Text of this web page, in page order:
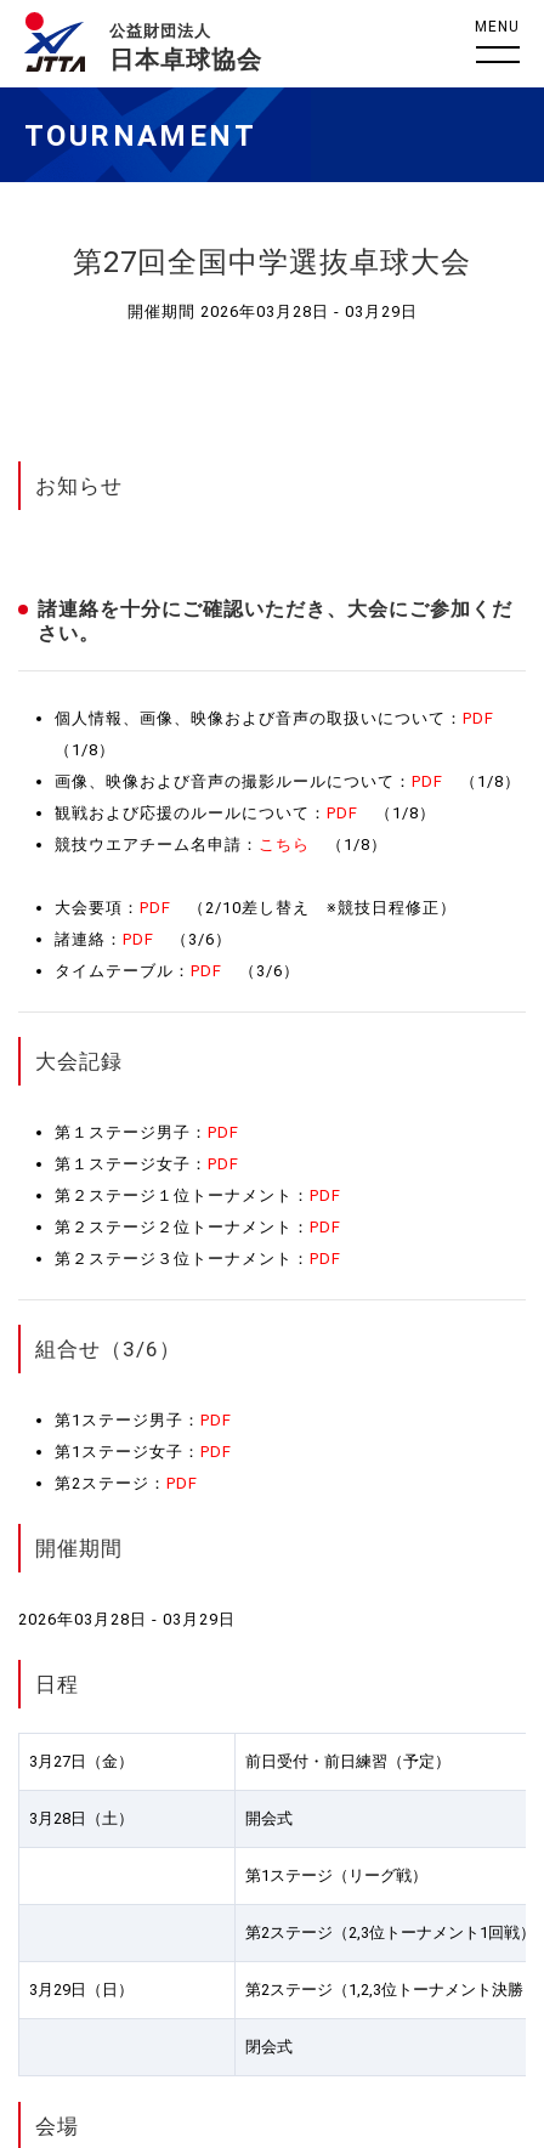
公益財団法人
日本卓球協会
MENU
TOURNAMENT
第27回全国中学選抜卓球大会
開催期間 2026年03月28日 - 03月29日
お知らせ
諸連絡を十分にご確認いただき、大会にご参加くだ
さい。
個人情報、画像、映像および音声の取扱いについて： PDF
（1/8）
画像、映像および音声の撮影ルールについて： PDF （1/8）
観戦および応援のルールについて： PDF （1/8）
競技ウエアチーム名申請： こちら （1/8）
大会要項： PDF （2/10差し替え ※競技日程修正）
諸連絡： PDF （3/6）
タイムテーブル： PDF （3/6）
大会記録
第１ステージ男子： PDF
第１ステージ女子： PDF
第２ステージ１位トーナメント： PDF
第２ステージ２位トーナメント： PDF
第２ステージ３位トーナメント： PDF
組合せ（3/6）
第1ステージ男子： PDF
第1ステージ女子： PDF
第2ステージ： PDF
開催期間
2026年03月28日 - 03月29日
日程
3月27日（金） 前日受付・前日練習（予定）
3月28日（土） 開会式
第1ステージ（リーグ戦）
第2ステージ（2,3位トーナメント1回戦）
3月29日（日） 第2ステージ（1,2,3位トーナメント決勝ま
閉会式
会場